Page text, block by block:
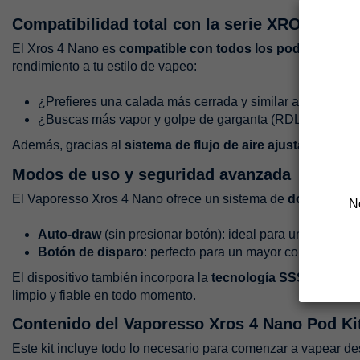
Compatibilidad total con la serie XROS
El Xros 4 Nano es compatible con todos los pods de la
rendimiento a tu estilo de vapeo:
¿Prefieres una calada más cerrada y similar al cigarro
¿Buscas más vapor y golpe de garganta (RDL)? Las
Además, gracias al sistema de flujo de aire ajustable
Modos de uso y seguridad avanzada
El Vaporesso Xros 4 Nano ofrece un sistema de doble
Auto-draw(sin presionar botón): ideal para una
Botón de disparo: perfecto para un mayor control
El dispositivo también incorpora la tecnología SSS (Seal
limpio y fiable en todo momento.
Contenido del Vaporesso Xros 4 Nano Pod
Este kit incluye todo lo necesario para comenzar a vapear